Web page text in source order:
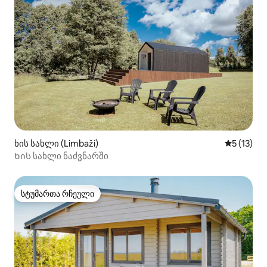
ხის სახლი (Limbaži) საშუალო
5 (13)
Ხის სახლი ნაძვნარში
სტუმართა რჩეული
სტუმართა რჩეული